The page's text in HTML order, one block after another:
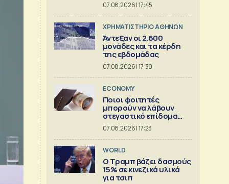
07.08.2026 | 17:45
XΡΗΜΑΤΙΣΤΗΡΙΟ ΑΘΗΝΩΝ
Άντεξαν οι 2.600
μονάδες και τα κέρδη
της εβδομάδας
07.08.2026 | 17:30
ECONOMY
Ποιοι φοιτητές
μπορούν να λάβουν
στεγαστικό επίδομα
εως 2.500 ευρώ
07.08.2026 | 17:23
WORLD
Ο Τραμπ βάζει δασμούς
15% σε κινεζικά υλικά
για τσιπ